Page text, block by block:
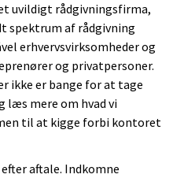
uvildigt rådgivningsfirma,
spektrum af rådgivning
erhvervsvirksomheder og
og privatpersoner.
ikke er bange for at tage
læs mere om hvad vi
til at kigge forbi kontoret
aftale. Indkomne